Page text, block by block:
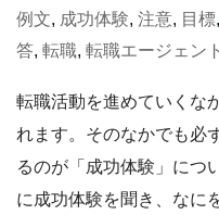
例文, 成功体験, 注意, 目標,
答, 転職, 転職エージェント
転職活動を進めていくな
れます。そのなかでも必
るのが「成功体験」につ
に成功体験を聞き、なに